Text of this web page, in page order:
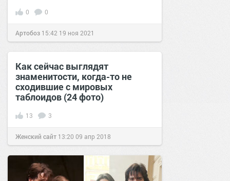
0 0
Артобоз 15:42 19 ноя 2021
Как сейчас выглядят
знаменитости, когда-то не
сходившие с мировых
таблоидов (24 фото)
13 3
Женский сайт 13:20 09 апр 2018